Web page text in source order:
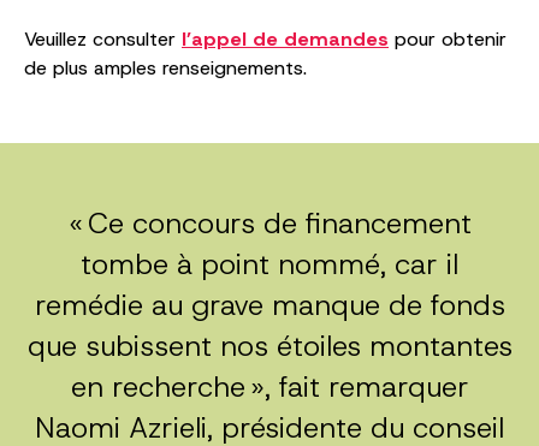
Veuillez consulter l’appel de demandes pour obtenir
de plus amples renseignements.
« Ce concours de financement
tombe à point nommé, car il
remédie au grave manque de fonds
que subissent nos étoiles montantes
en recherche », fait remarquer
Naomi Azrieli, présidente du conseil